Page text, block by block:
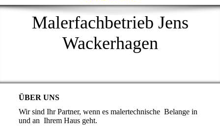
Malerfachbetrieb Jens
Wackerhagen
ÜBER UNS
Wir sind Ihr Partner, wenn es malertechnische Belange in
und an Ihrem Haus geht.